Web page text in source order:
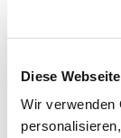
Diese
Wir verwenden